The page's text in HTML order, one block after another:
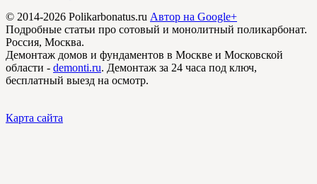
© 2014-2026 Polikarbonatus.ru Автор на Google+
Подробные статьи про сотовый и монолитный поликарбонат.
Россия, Москва.
Демонтаж домов и фундаментов в Москве и Московской
области - demonti.ru. Демонтаж за 24 часа под ключ,
бесплатный выезд на осмотр.
Карта сайта